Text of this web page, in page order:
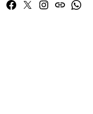
Facebook
TwitterInstagram
issuu